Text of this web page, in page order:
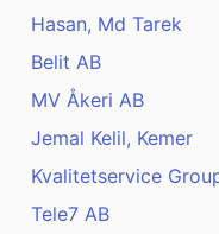
Hasan, Md Tarek
Belit AB
MV Åkeri AB
Jemal Kelil, Kemer
Kvalitetservice
Tele7 AB